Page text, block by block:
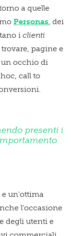
a quelle
Personas , dei
i clienti
pagine e
occhio di
call to
presenti i
un'ottima
l’occasione
degli utenti e